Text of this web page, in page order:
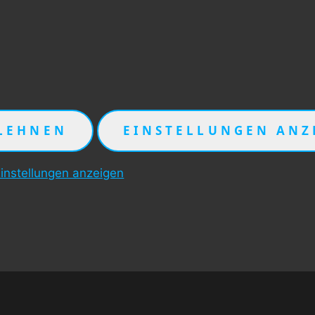
EINSTELLUNGEN
anzeigen